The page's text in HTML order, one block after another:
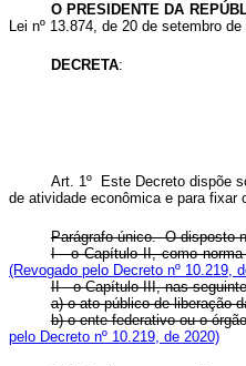
O PRESIDENTE DA
Lei nº 13.874, de 20 de setembro
DECRETA:
Art. 1º Este Decreto dispõe
de atividade econômica e para fixar
Parágrafo único. O disposto
I - o Capítulo II, como
(Revogado pelo Decreto nº 10.219,
II - o Capítulo III, nas
a) o ato público de liberação
b) o ente federativo ou o
pelo Decreto nº 10.219, de 2020)